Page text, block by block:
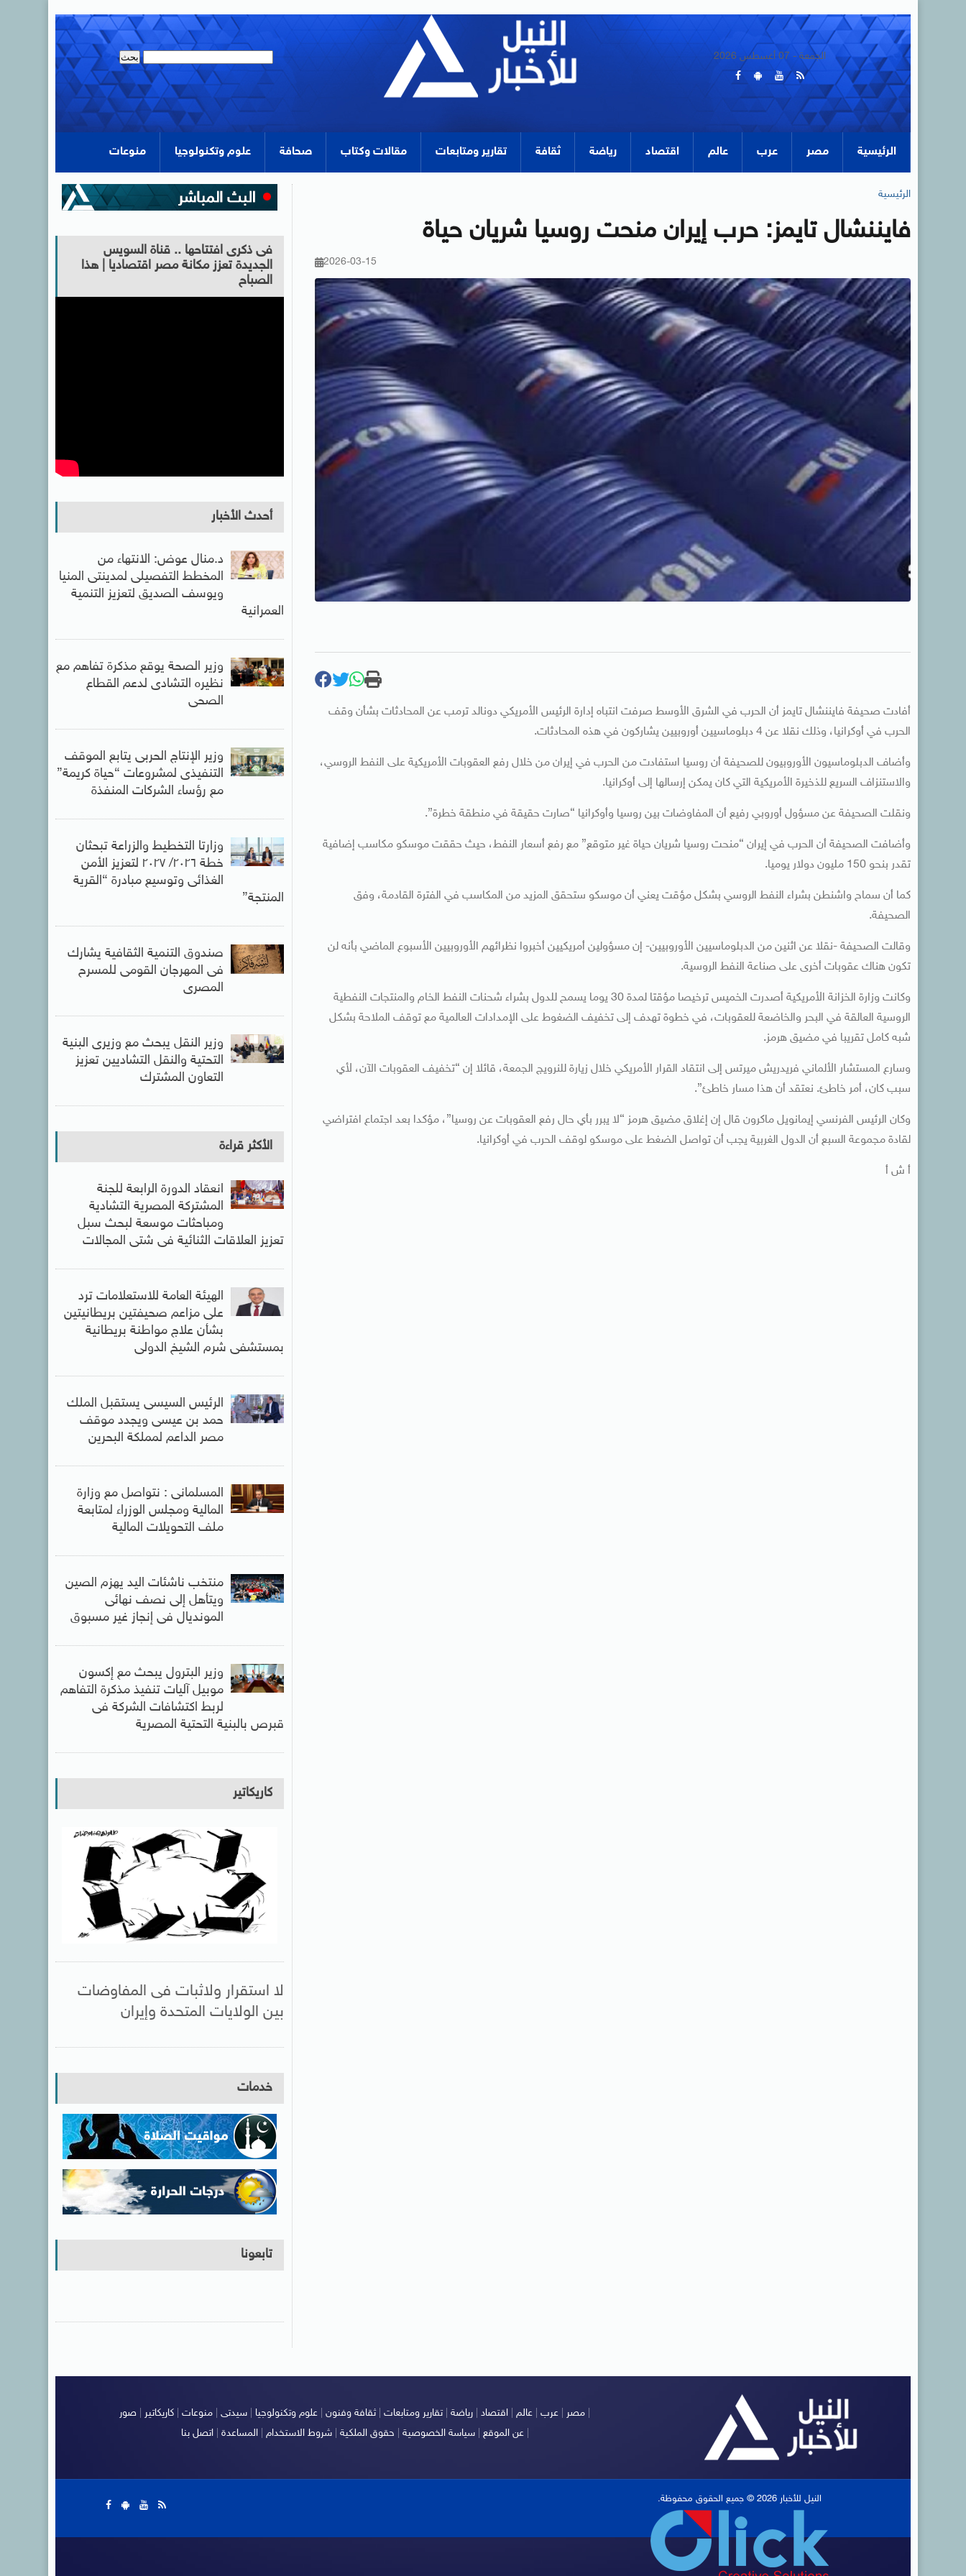
الجمعة - 07 أغسطس 2026
الرئيسية مصر عرب عالم اقتصاد رياضة ثقافة تقارير ومتابعات مقالات وكتاب صحافة علوم وتكنولوجيا منوعات
الرئيسية
فايننشال تايمز: حرب إيران منحت روسيا شريان حياة
2026-03-15
أفادت صحيفة فايننشال تايمز أن الحرب في الشرق الأوسط صرفت انتباه إدارة الرئيس الأمريكي دونالد ترمب عن المحادثات بشأن وقف
الحرب في أوكرانيا، وذلك نقلا عن 4 دبلوماسيين أوروبيين يشاركون في هذه المحادثات.
وأضاف الدبلوماسيون الأوروبيون للصحيفة أن روسيا استفادت من الحرب في إيران من خلال رفع العقوبات الأمريكية على النفط الروسي،
والاستنزاف السريع للذخيرة الأمريكية التي كان يمكن إرسالها إلى أوكرانيا.
ونقلت الصحيفة عن مسؤول أوروبي رفيع أن المفاوضات بين روسيا وأوكرانيا “صارت حقيقة في منطقة خطرة”.
وأضافت الصحيفة أن الحرب في إيران “منحت روسيا شريان حياة غير متوقع” مع رفع أسعار النفط، حيث حققت موسكو مكاسب إضافية
تقدر بنحو 150 مليون دولار يوميا.
كما أن سماح واشنطن بشراء النفط الروسي بشكل مؤقت يعني أن موسكو ستحقق المزيد من المكاسب في الفترة القادمة، وفق
الصحيفة.
وقالت الصحيفة -نقلا عن اثنين من الدبلوماسيين الأوروبيين- إن مسؤولين أمريكيين أخبروا نظرائهم الأوروبيين الأسبوع الماضي بأنه لن
تكون هناك عقوبات أخرى على صناعة النفط الروسية.
وكانت وزارة الخزانة الأمريكية أصدرت الخميس ترخيصا مؤقتا لمدة 30 يوما يسمح للدول بشراء شحنات النفط الخام والمنتجات النفطية
الروسية العالقة في البحر والخاضعة للعقوبات، في خطوة تهدف إلى تخفيف الضغوط على الإمدادات العالمية مع توقف الملاحة بشكل
شبه كامل تقريبا في مضيق هرمز.
وسارع المستشار الألماني فريدريش ميرتس إلى انتقاد القرار الأمريكي خلال زيارة للنرويج الجمعة، قائلا إن “تخفيف العقوبات الآن، لأي
سبب كان، أمر خاطئ. نعتقد أن هذا مسار خاطئ”.
وكان الرئيس الفرنسي إيمانويل ماكرون قال إن إغلاق مضيق هرمز “لا يبرر بأي حال رفع العقوبات عن روسيا”، مؤكدا بعد اجتماع افتراضي
لقادة مجموعة السبع أن الدول الغربية يجب أن تواصل الضغط على موسكو لوقف الحرب في أوكرانيا.
أ ش أ
فى ذكرى افتتاحها .. قناة السويس
الجديدة تعزز مكانة مصر اقتصاديا | هذا
الصباح
أحدث الأخبار
د.منال عوض: الانتهاء من
المخطط التفصيلى لمدينتى المنيا
ويوسف الصديق لتعزيز التنمية
العمرانية
وزير الصحة يوقع مذكرة تفاهم مع
نظيره التشادى لدعم القطاع
الصحى
وزير الإنتاج الحربى يتابع الموقف
التنفيذى لمشروعات “حياة كريمة”
مع رؤساء الشركات المنفذة
وزارتا التخطيط والزراعة تبحثان
خطة ٢٠٢٦/ ٢٠٢٧ لتعزيز الأمن
الغذائى وتوسيع مبادرة “القرية
المنتجة”
صندوق التنمية الثقافية يشارك
فى المهرجان القومى للمسرح
المصرى
وزير النقل يبحث مع وزيرى البنية
التحتية والنقل التشاديين تعزيز
التعاون المشترك
الأكثر قراءة
انعقاد الدورة الرابعة للجنة
المشتركة المصرية التشادية
ومباحثات موسعة لبحث سبل
تعزيز العلاقات الثنائية فى شتى المجالات
الهيئة العامة للاستعلامات ترد
على مزاعم صحيفتين بريطانيتين
بشأن علاج مواطنة بريطانية
بمستشفى شرم الشيخ الدولى
الرئيس السيسى يستقبل الملك
حمد بن عيسى ويجدد موقف
مصر الداعم لمملكة البحرين
المسلمانى : نتواصل مع وزارة
المالية ومجلس الوزراء لمتابعة
ملف التحويلات المالية
منتخب ناشئات اليد يهزم الصين
ويتأهل إلى نصف نهائى
المونديال فى إنجاز غير مسبوق
وزير البترول يبحث مع إكسون
موبيل آليات تنفيذ مذكرة التفاهم
لربط اكتشافات الشركة فى
قبرص بالبنية التحتية المصرية
كاريكاتير
لا استقرار ولاثبات فى المفاوضات
بين الولايات المتحدة وإيران
خدمات
تابعونا
مصر عرب عالم اقتصاد رياضة |تقارير ومتابعات |ثقافة وفنون علوم وتكنولوجيا سيدتى منوعات كاريكاتير صور
عن الموقع |سياسة الخصوصية حقوق الملكية |شروط الاستخدام |المساعدة |اتصل بنا |
النيل للأخبار 2026 © جميع الحقوق محفوظة.